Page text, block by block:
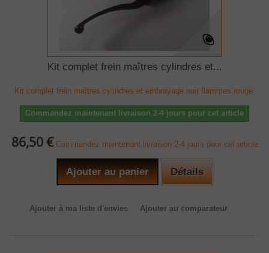
Kit complet frein maîtres cylindres et...
Kit complet frein maîtres cylindres et embrayage noir flammes rouge.
Commandez maintenant livraison 2-4 jours pour cet article
86,50 € Commandez maintenant livraison 2-4 jours pour cet article
Ajouter au panier Détails
Ajouter à ma liste d'envies Ajouter au comparateur